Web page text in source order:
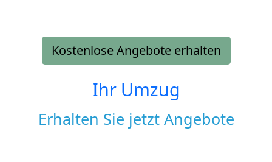
Kostenlose Angebote erhalten
Ihr Umzug
Erhalten Sie jetzt Angebote